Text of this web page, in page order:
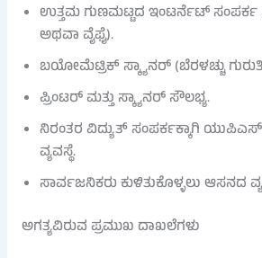
ಉತ್ತಮ ಗುಣಮಟ್ಟದ ಇಂಟರ್ನೆಟ್ ಸಂಪರ್ಕ
ಅಥವಾ ವೈಫೈ).
ಬಯೋಮೆಟ್ರಿಕ್ ಸ್ಕ್ಯಾನರ್ (ಬೆರಳಚ್ಚು
ಪ್ರಿಂಟರ್ ಮತ್ತು ಸ್ಕ್ಯಾನರ್ ಸೌಲಭ್ಯ.
ನಿರಂತರ ವಿದ್ಯುತ್ ಸಂಪರ್ಕಕ್ಕಾಗಿ
ವ್ಯವಸ್ಥೆ.
ಸಾರ್ವಜನಿಕರು ಕುಳಿತುಕೊಳ್ಳಲು ಆಸನದ
ಅಗತ್ಯವಿರುವ ಪ್ರಮುಖ ದಾಖಲೆಗಳು